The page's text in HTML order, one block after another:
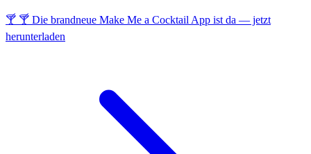
🍸 🍸 Die brandneue Make Me a Cocktail App ist da — jetzt
herunterladen